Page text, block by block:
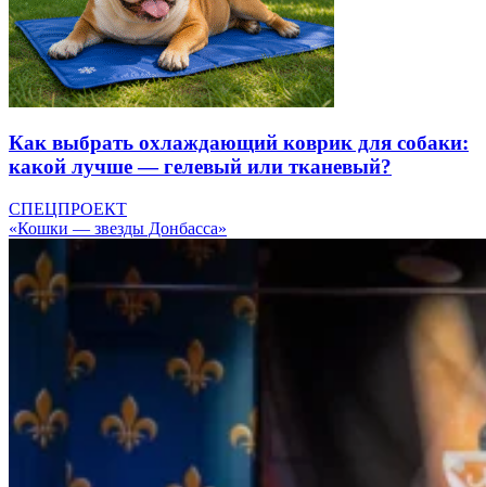
Как выбрать охлаждающий коврик для собаки:
какой лучше — гелевый или тканевый?
СПЕЦПРОЕКТ
«Кошки — звезды Донбасса»